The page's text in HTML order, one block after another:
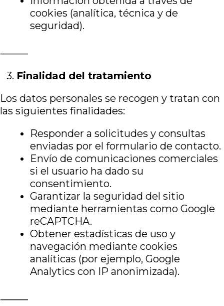
cookies (analítica, técnica y de
seguridad).
⸻
3.⁠ ⁠ Finalidad del tratamiento
Los datos personales se recogen y tratan con
las siguientes finalidades:
Responder a solicitudes y consultas
enviadas por el formulario de contacto.
Envío de comunicaciones comerciales
si el usuario ha dado su
consentimiento.
Garantizar la seguridad del sitio
mediante herramientas como Google
reCAPTCHA.
Obtener estadísticas de uso y
navegación mediante cookies
analíticas (por ejemplo, Google
Analytics con IP anonimizada).
⸻